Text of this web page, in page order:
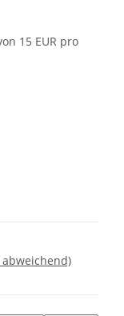
15 EUR pro
abweichend)